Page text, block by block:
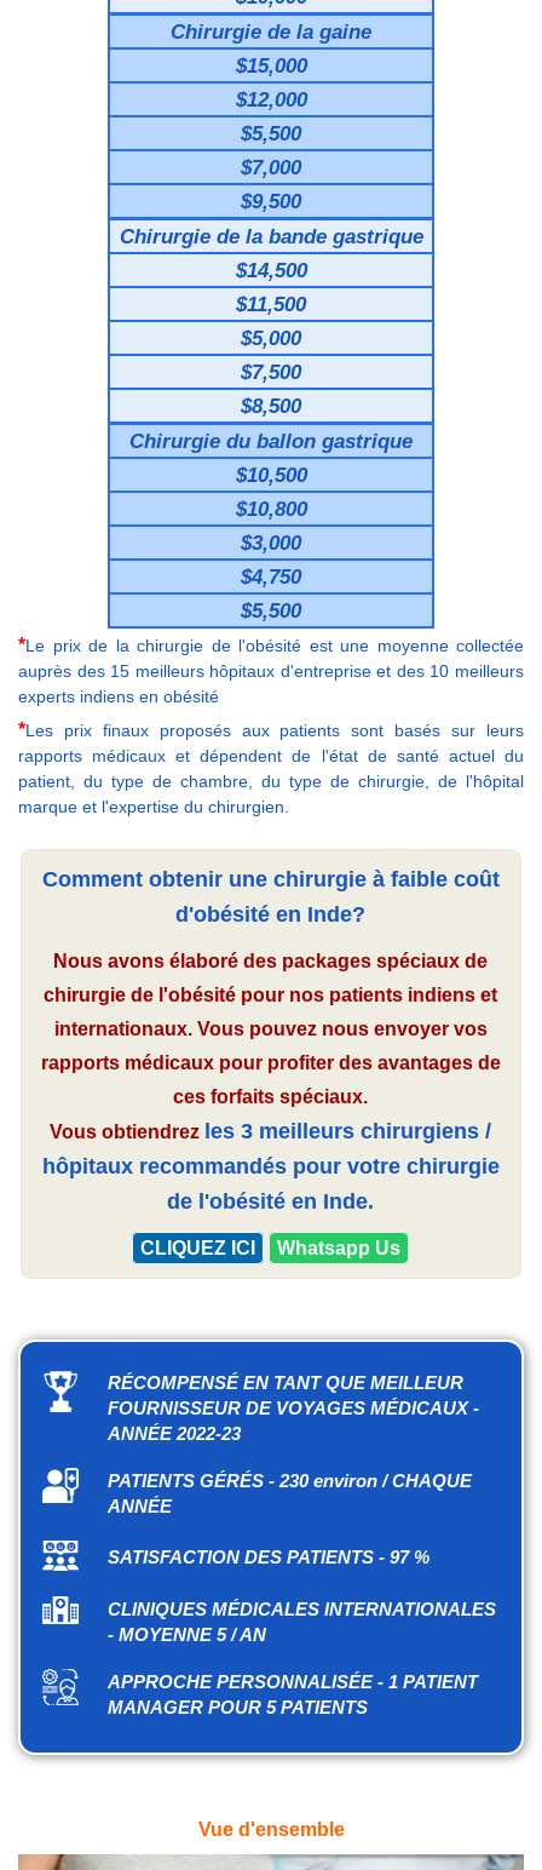
Chirurgie de la gaine
$15,000
$12,000
$5,500
$7,000
$9,500
Chirurgie de la bande gastrique
$14,500
$11,500
$5,000
$7,500
$8,500
Chirurgie du ballon gastrique
$10,500
$10,800
$3,000
$4,750
$5,500
*Le prix de la chirurgie de l'obésité est une moyenne collectée
auprès des 15 meilleurs hôpitaux d'entreprise et des 10 meilleurs
experts indiens en obésité
*Les prix finaux proposés aux patients sont basés sur leurs
rapports médicaux et dépendent de l'état de santé actuel du
patient, du type de chambre, du type de chirurgie, de l'hôpital
marque et l'expertise du chirurgien.
Comment obtenir une chirurgie à faible coût
d'obésité en Inde?
Nous avons élaboré des packages spéciaux de
chirurgie de l'obésité pour nos patients indiens et
internationaux. Vous pouvez nous envoyer vos
rapports médicaux pour profiter des avantages de
ces forfaits spéciaux.
Vous obtiendrez les 3 meilleurs chirurgiens /
hôpitaux recommandés pour votre chirurgie
de l'obésité en Inde.
CLIQUEZ ICI Whatsapp Us
RÉCOMPENSÉ EN TANT QUE MEILLEUR
FOURNISSEUR DE VOYAGES MÉDICAUX -
ANNÉE 2022-23
PATIENTS GÉRÉS - 230 environ / CHAQUE
ANNÉE
SATISFACTION DES PATIENTS - 97 %
CLINIQUES MÉDICALES INTERNATIONALES
- MOYENNE 5 / AN
APPROCHE PERSONNALISÉE - 1 PATIENT
MANAGER POUR 5 PATIENTS
Vue d'ensemble